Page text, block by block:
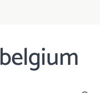
belgium